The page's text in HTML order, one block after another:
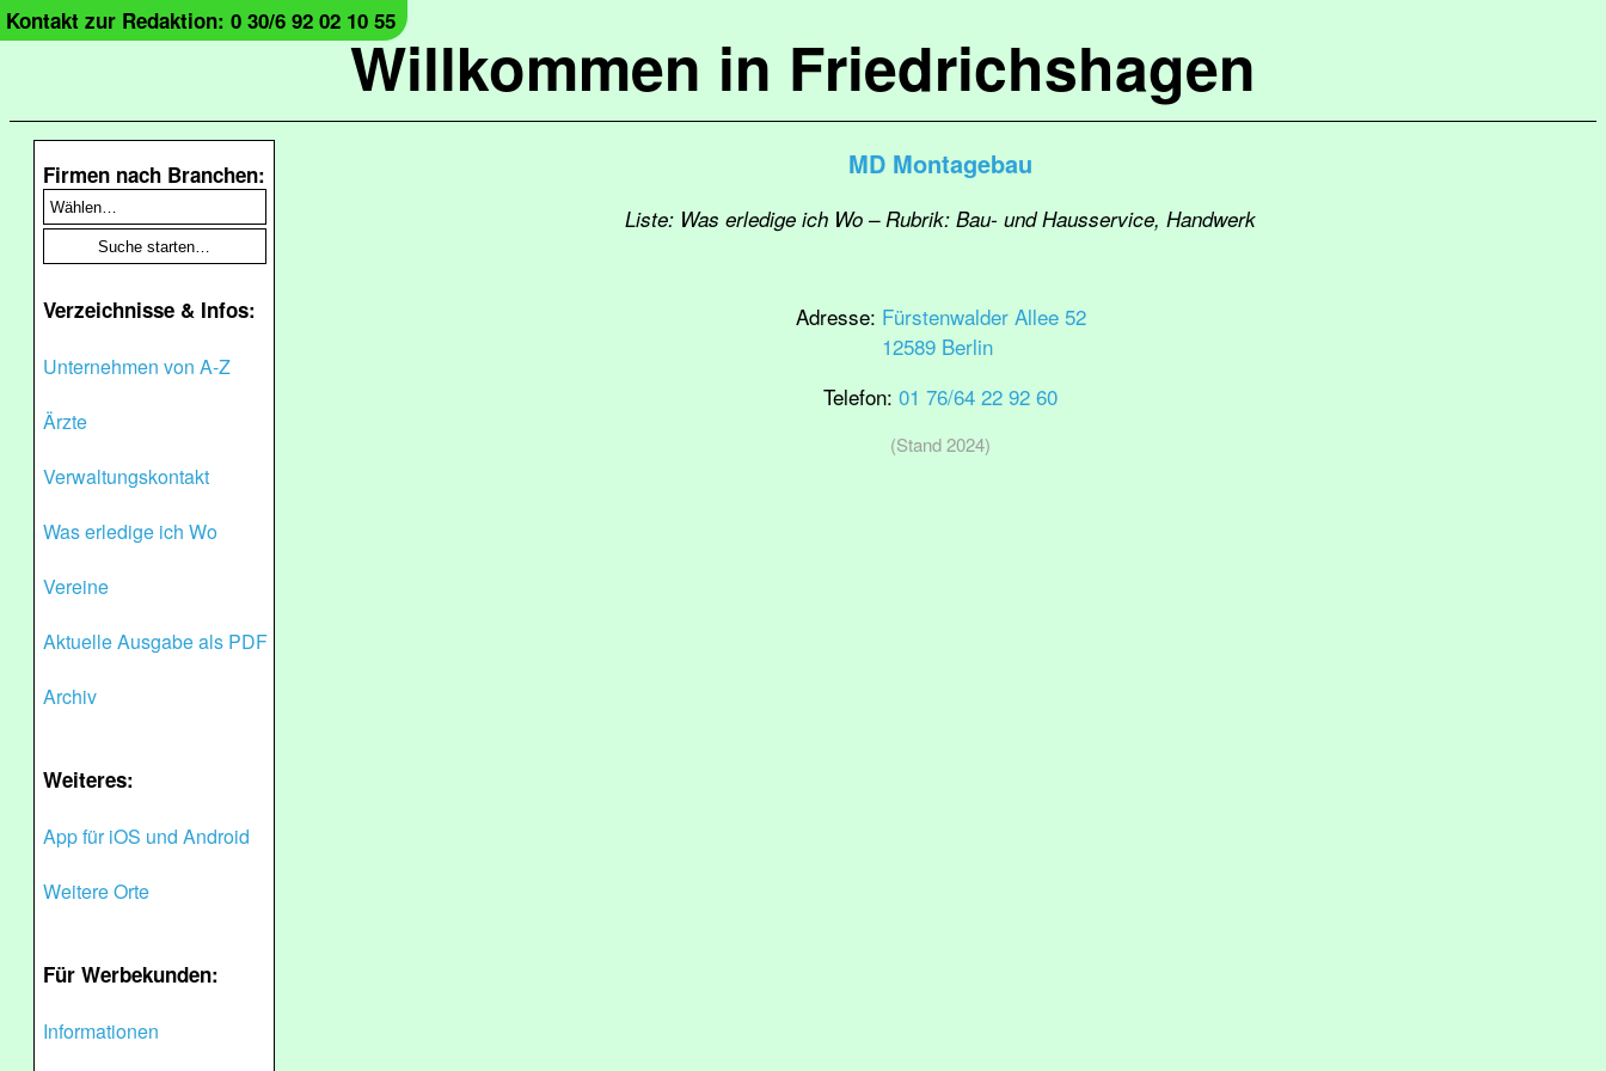
Willkommen in Friedrichshagen
Kontakt zur Redaktion: 0 30/6 92 02 10 55
Firmen nach Branchen:
Verzeichnisse & Infos:
Unternehmen von A-Z
Ärzte
Verwaltungskontakt
Was erledige ich Wo
Vereine
Aktuelle Ausgabe als PDF
Archiv
Weiteres:
App für iOS und Android
Weitere Orte
Für Werbekunden:
Informationen
MD Montagebau
Liste: Was erledige ich Wo – Rubrik: Bau- und Hausservice, Handwerk
Adresse: Fürstenwalder Allee 52
12589 Berlin
Telefon: 01 76/64 22 92 60
(Stand 2024)